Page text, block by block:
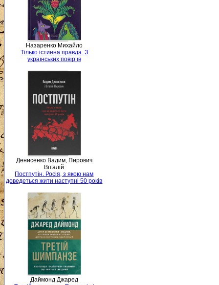
Назаренко Михайло
Тілько істинна правда. З
українських повір’їв
Денисенко Вадим, Пирович
Віталій
Постпутін. Росія, з якою нам
доведеться жити наступні 50 років
Даймонд Джаред